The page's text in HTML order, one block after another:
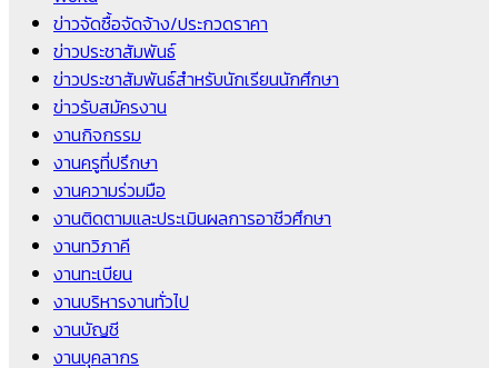
ข่าวจัดซื้อจัดจ้าง/ประกวดราคา
ข่าวประชาสัมพันธ์
ข่าวประชาสัมพันธ์สำหรับนักเรียนนักศึกษา
ข่าวรับสมัครงาน
งานกิจกรรม
งานครูที่ปรึกษา
งานความร่วมมือ
งานติดตามและประเมินผลการอาชีวศึกษา
งานทวิภาคี
งานทะเบียน
งานบริหารงานทั่วไป
งานบัญชี
งานบุคลากร